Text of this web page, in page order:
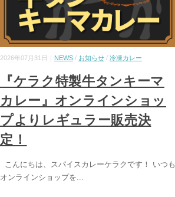
2026年07月31日｜ NEWS/ お知らせ/ 冷凍カレー
『ケラク特製牛タンキーマ
カレー』オンラインショッ
プよりレギュラー販売決
定！
こんにちは、スパイスカレーケラクです！ いつも
オンラインショップを...